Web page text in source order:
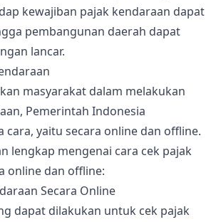
kewajiban pajak kendaraan dapat
pembangunan daerah dapat
lancar.
masyarakat dalam melakukan
Pemerintah Indonesia
cara, yaitu secara online dan offline.
lengkap mengenai cara cek pajak
online dan offline:
Secara Online
dapat dilakukan untuk cek pajak